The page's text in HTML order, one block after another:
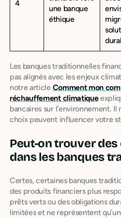
4
une banque
éthique
Les banques traditionnelles
pas alignés avec les enjeux
notre article Comment mon
réchauffement climatique
bancaires sur l’environnement.
choix peuvent influencer votre
Peut-on trouver
dans les banques
Certes, certaines banques
des produits financiers plus
prêts verts ou des obligations
limitées et ne représentent